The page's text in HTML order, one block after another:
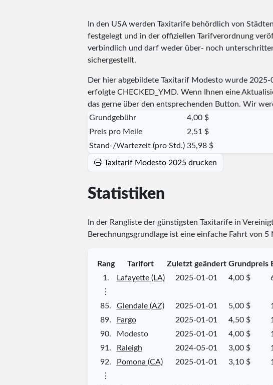
In den USA werden Taxitarife behördlich von
festgelegt und in der offiziellen Tarifverordnung
verbindlich und darf weder über- noch
sichergestellt.
Der hier abgebildete Taxitarif Modesto wurde 2025-
erfolgte CHECKED_YMD. Wenn Ihnen eine
das gerne über den entsprechenden Button. Wir
Grundgebühr
4,00 $
Preis pro Meile
2,51 $
Stand-/Wartezeit (pro Std.) 35,98 $
Taxitarif Modesto 2025 drucken
Statistiken
In der Rangliste der günstigsten Taxitarife in
Berechnungsgrundlage ist eine einfache Fahrt von
Rang Tarifort Zuletzt geändert Grundpreis
1.
Lafayette (LA) 2025-01-01 4,00 $
⋮
85.
Glendale (AZ) 2025-01-01 5,00 $
89.
Fargo 2025-01-01 4,50 $
90.
Modesto 2025-01-01 4,00 $
91.
Raleigh 2024-05-01 3,00 $
92.
Pomona (CA) 2025-01-01 3,10 $
⋮